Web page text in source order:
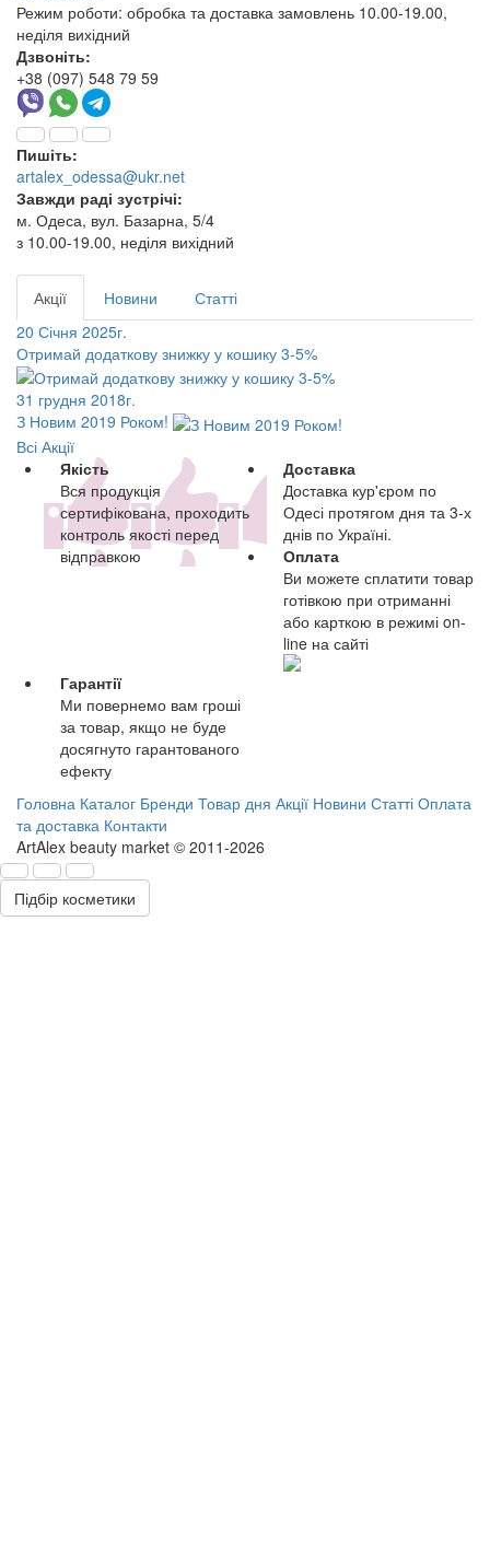
Режим роботи: обробка та доставка замовлень 10.00-19.00,
неділя вихідний
Дзвоніть:
+38 (097) 548 79 59
Пишіть:
artalex_odessa@ukr.net
Завжди раді зустрічі:
м. Одеса, вул. Базарна, 5/4
з 10.00-19.00, неділя вихідний
Акції Новини
Статті
20 Січня 2025г.
Отримай додаткову знижку у кошику 3-5%
31 грудня 2018г.
З Новим 2019 Роком!
Всі Акції
Якість
Вся продукція
сертифікована, проходить
контроль якості перед
відправкою
Доставка
Доставка кур'єром по
Одесі протягом дня та 3-х
днів по Україні.
Оплата
Ви можете сплатити товар
готівкою при отриманні
або карткою в режимі on-
line на сайті
Гарантії
Ми повернемо вам гроші
за товар, якщо не буде
досягнуто гарантованого
ефекту
Головна Каталог Бренди Товар дня Акції Новини Статті Оплата
та доставка Контакти
ArtAlex beauty market © 2011-2026
Підбір косметики